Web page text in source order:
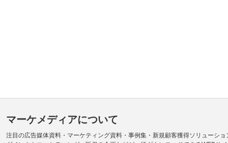
マーケメディアについて
注目の広告媒体資料・マーケティング資料・事例集・新規顧客獲得ソリューショ